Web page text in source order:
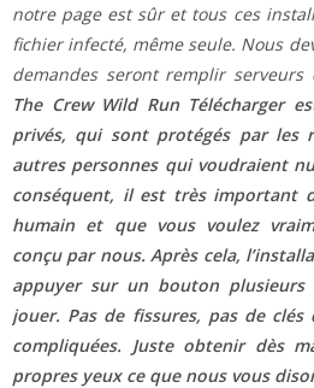
notre page est sûr et tous ces
fichier infecté, même seule. Nous
demandes seront remplir serveurs
The Crew Wild Run Télécharger
privés, qui sont protégés par les
autres personnes qui voudraient
conséquent, il est très important
humain et que vous voulez
conçu par nous. Après cela,
appuyer sur un bouton
jouer. Pas de fissures, pas de clés
compliquées. Juste obtenir dès
propres yeux ce que nous vous